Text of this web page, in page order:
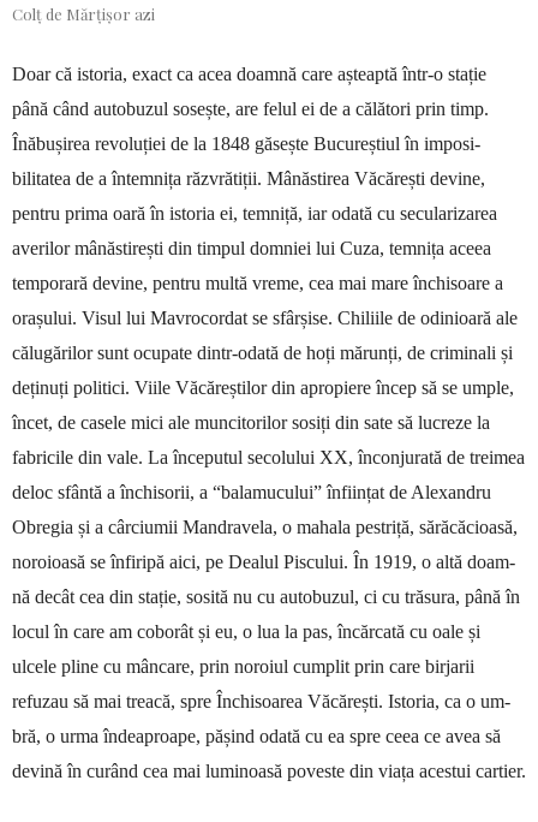
Colț de Mărțișor azi
Doar că istoria, exact ca acea doamnă care așteaptă într-o stație
până când au­tobuzul so­sește, are felul ei de a călători prin timp.
Înăbușirea revoluției de la 1848 găsește Bucureștiul în imposi­
bilitatea de a întemnița răzvrătiții. Mânăs­tirea Văcă­rești devine,
pentru prima oară în istoria ei, temniță, iar odată cu secula­ri­zarea
averilor mâ­năstirești din timpul domniei lui Cuza, temnița aceea
tem­po­rară devi­ne, pentru multă vreme, cea mai mare închi­soa­re a
orașului. Visul lui Ma­vro­­cordat se sfârșise. Chiliile de odi­nioară ale
călugărilor sunt ocupate dintr-odată de hoți mă­runți, de cri­mi­nali și
deținuți po­litici. Viile Văcă­reș­tilor din apro­piere încep să se umple,
încet, de casele mici ale mun­citorilor sosiți din sate să lu­creze la
fabricile din vale. La începutul secolului XX, încon­jurată de treimea
deloc sfân­tă a închisorii, a “bala­mucului” în­ființat de Alexan­dru
Obregia și a cârciumii Mandravela, o ma­hala pestriță, sără­căcioasă,
noro­ioasă se înfiripă aici, pe Dealul Pis­cului. În 1919, o altă doam­
nă decât cea din stație, sosită nu cu au­tobuzul, ci cu trăsura, până în
locul în care am co­borât și eu, o lua la pas, încărcată cu oale și
ulcele pli­ne cu mâncare, prin noroiul cumplit prin care bir­jarii
refuzau să mai treacă, spre Închisoarea Văcă­rești. Istoria, ca o um­
bră, o urma îndeaproape, pă­șind odată cu ea spre ceea ce avea să
devină în curând cea mai luminoasă poveste din viața acestui cartier.